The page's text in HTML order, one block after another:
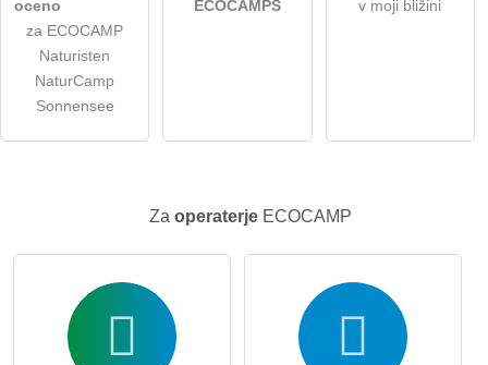
oceno
za ECOCAMP
Naturisten
NaturCamp
Sonnensee
ECOCAMPS
v moji bližini
Za operaterje ECOCAMP